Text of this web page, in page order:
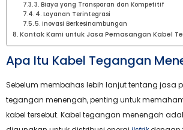
3. Biaya yang Transparan dan Kompetitif
4. Layanan Terintegrasi
5. Inovasi Berkesinambungan
Kontak Kami untuk Jasa Pemasangan Kabel
Apa Itu Kabel Tegangan
Sebelum membahas lebih lanjut tentang jasa
tegangan menengah, penting untuk
kabel tersebut. Kabel tegangan menengah